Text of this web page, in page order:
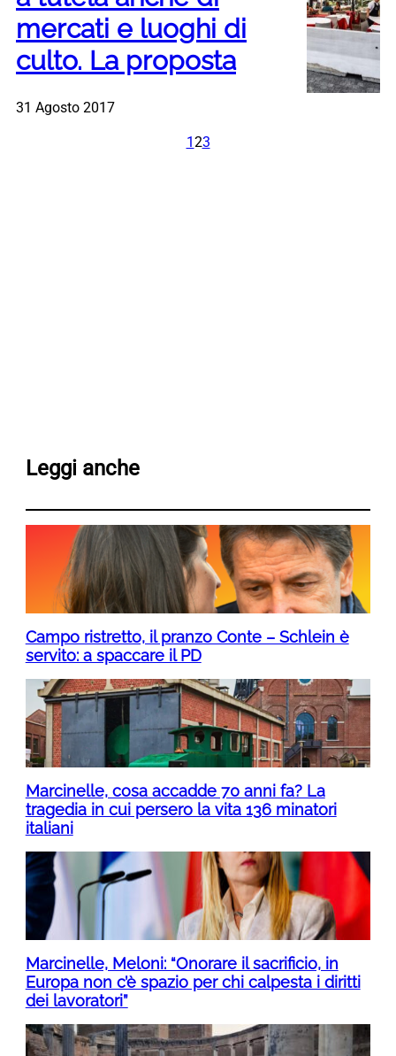
mercati e luoghi di
culto. La proposta
31 Agosto 2017
123
Leggi anche
Campo ristretto, il pranzo Conte – Schlein è
servito: a spaccare il PD
Marcinelle, cosa accadde 70 anni fa? La
tragedia in cui persero la vita 136 minatori
italiani
Marcinelle, Meloni: “Onorare il sacrificio, in
Europa non c’è spazio per chi calpesta i diritti
dei lavoratori”